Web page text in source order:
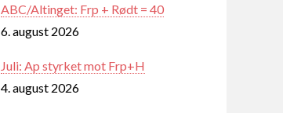
ABC/Altinget: Frp + Rødt = 40
6. august 2026
Juli: Ap styrket mot Frp+H
4. august 2026